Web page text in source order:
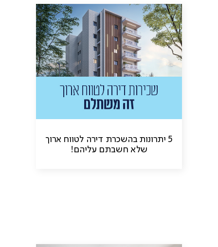
5 יתרונות בהשכרת דירה לטווח ארוך
שלא חשבתם עליהם!